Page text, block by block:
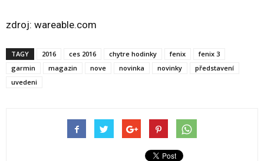
zdroj: wareable.com
TAGY 2016 ces 2016 chytre hodinky fenix
fenix 3
garmin
magazin nove novinka novinky
představení
uvedeni